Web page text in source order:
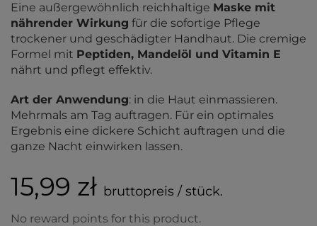
Eine außergewöhnlich reichhaltige Maske mit
nährender Wirkung für die sofortige Pflege
trockener und geschädigter Handhaut. Die cremige
Formel mit Peptiden, Mandelöl und Vitamin E
nährt und pflegt effektiv.
Art der Anwendung: in die Haut einmassieren.
Mehrmals am Tag auftragen. Für ein optimales
Ergebnis eine dickere Schicht auftragen und die
ganze Nacht einwirken lassen.
15,99 zł bruttopreis / stück.
No reward points for this product.